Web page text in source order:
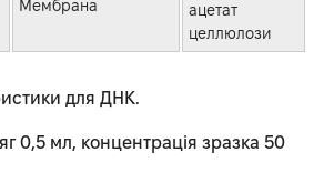
Мембрана
ацетат
целлюлози
для ДНК.
0,5 мл, концентрація зразка 50